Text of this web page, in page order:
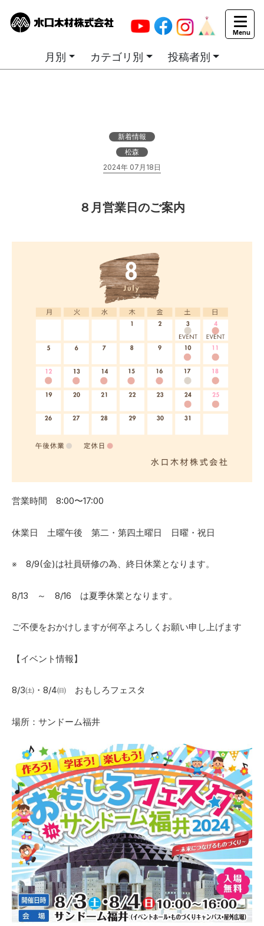
カテゴリ別お知らせ一覧
月別 カテゴリ別 投稿者別
新着情報
松森
2024年 07月18日
８月営業日のご案内
営業時間 8:00〜17:00
休業日 土曜午後 第二・第四土曜日 日曜・祝日
※ 8/9(金)は社員研修の為、終日休業となります。
8/13 ～ 8/16 は夏季休業となります。
ご不便をおかけしますが何卒よろしくお願い申し上げます
【イベント情報】
8/3㈯・8/4㈰ おもしろフェスタ
場所：サンドーム福井